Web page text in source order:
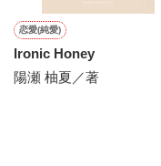
恋愛(純愛)
Ironic Honey
陽瀬 柚夏／著